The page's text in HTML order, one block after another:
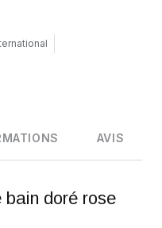
AVIS
doré rose